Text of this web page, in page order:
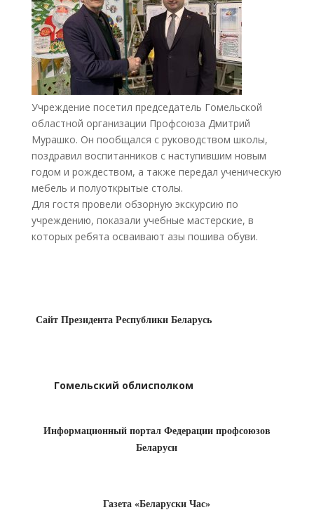
Учреждение посетил председатель Гомельской
областной организации Профсоюза Дмитрий
Мурашко. Он пообщался с руководством школы,
поздравил воспитанников с наступившим новым
годом и рождеством, а также передал ученическую
мебель и полуоткрытые столы.
Для гостя провели обзорную экскурсию по
учреждению, показали учебные мастерские, в
которых ребята осваивают азы пошива обуви.
Сайт Президента Республики Беларусь
Гомельский облисполком
Информационный портал Федерации профсоюзов
Беларуси
Газета «Беларуски Час»